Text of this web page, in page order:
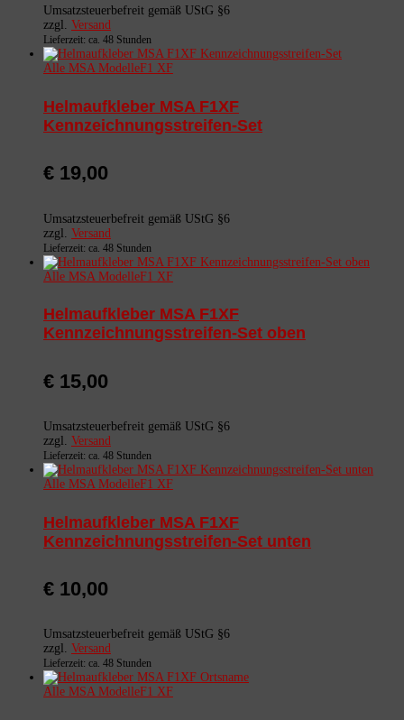
Umsatzsteuerbefreit gemäß UStG §6
zzgl. Versand
Lieferzeit: ca. 48 Stunden
Alle MSA ModelleF1 XF
Helmaufkleber MSA F1XF
Kennzeichnungsstreifen-Set
€ 19,00
Umsatzsteuerbefreit gemäß UStG §6
zzgl. Versand
Lieferzeit: ca. 48 Stunden
Alle MSA ModelleF1 XF
Helmaufkleber MSA F1XF
Kennzeichnungsstreifen-Set oben
€ 15,00
Umsatzsteuerbefreit gemäß UStG §6
zzgl. Versand
Lieferzeit: ca. 48 Stunden
Alle MSA Modelle F1 XF
Helmaufkleber MSA F1XF
Kennzeichnungsstreifen-Set unten
€ 10,00
Umsatzsteuerbefreit gemäß UStG §6
zzgl. Versand
Lieferzeit: ca. 48 Stunden
Alle MSA ModelleF1 XF